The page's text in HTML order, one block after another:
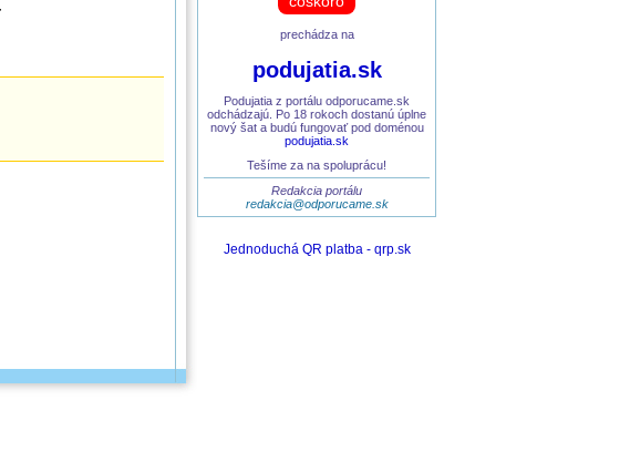
prechádza na
podujatia.sk
Podujatia z portálu odporucame.sk
odchádzajú. Po 18 rokoch dostanú úplne
nový šat a budú fungovať pod doménou
podujatia.sk
Tešíme za na spoluprácu!
Redakcia portálu
redakcia@odporucame.sk
Jednoduchá QR platba - qrp.sk